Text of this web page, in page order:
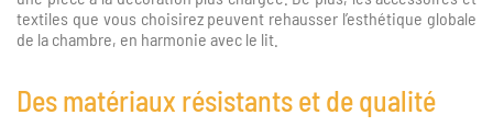
textiles que vous choisirez peuvent rehausser l’esthétique globale
de la chambre, en harmonie avec le lit.
Des matériaux résistants et de qualité